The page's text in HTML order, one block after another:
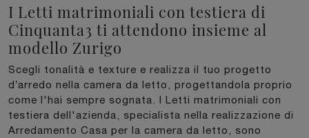
I Letti matrimoniali con testiera di
Cinquanta3 ti attendono insieme al
modello Zurigo
Scegli tonalità e texture e realizza il tuo progetto
d’arredo nella camera da letto, progettandola proprio
come l'hai sempre sognata. I Letti matrimoniali con
testiera dell'azienda, specialista nella realizzazione di
Arredamento Casa per la camera da letto, sono